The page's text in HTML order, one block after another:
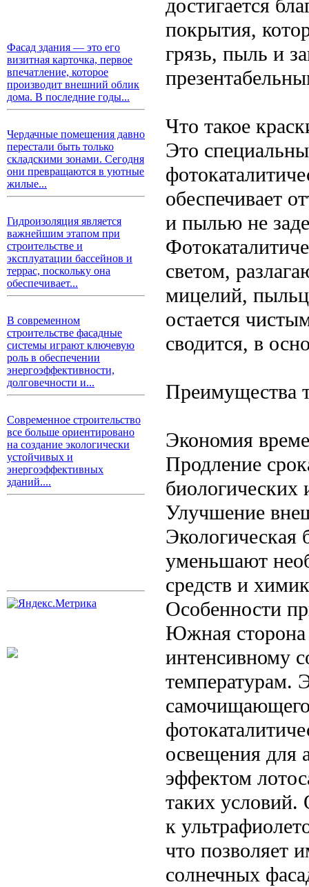
Фасад здания — это его
визитная карточка, первое
впечатление, которое
производит внешний облик
дома. В последние годы...
Чердачные помещения давно
перестали быть только
складскими зонами. Сегодня
они превращаются в уютные
жилые...
Гидроизоляция является
важнейшим этапом при
строительстве и
эксплуатации бассейнов и
террас, поскольку она
обеспечивает...
В современном
строительстве фасадные
системы играют ключевую
роль в обеспечении
энергоэффективности,
долговечности и...
Современное строительство
все больше ориентировано
на создание экологически
устойчивых и
энергоэффективных
зданий....
достигается
покрытия,
грязь, пыль и
Что такое
Это
обеспечивает
и пылью не
светом,
мицелий,
остается
сводится, в
Преимущества
Экономия
Продление
биологических
Улучшение
Экологическая
уменьшают
средств и
Особенности
Южная сторона
интенсивному
температурам.
освещения для
эффектом
таких
к
что позволяет
солнечных